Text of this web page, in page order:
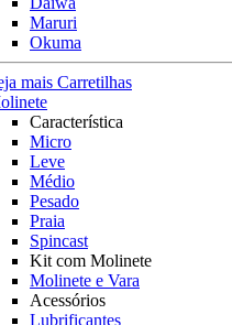
Maruri
Okuma
mais Carretilhas
Característica
Micro
Leve
Médio
Pesado
Praia
Spincast
Kit com Molinete
Molinete e Vara
Acessórios
Lubrificantes